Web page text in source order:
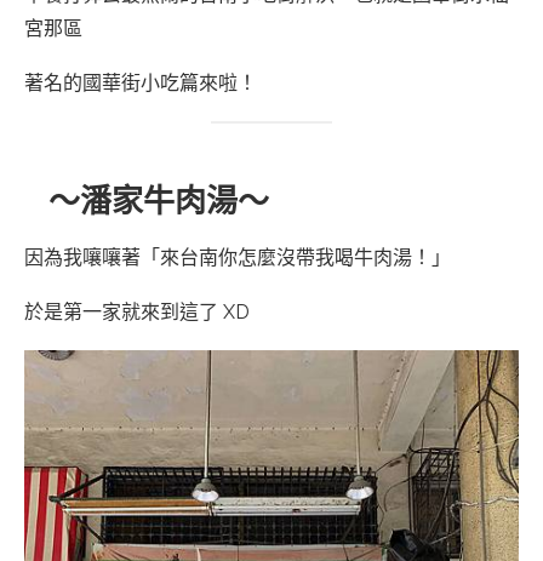
宮那區
著名的國華街小吃篇來啦！
～潘家牛肉湯～
因為我嚷嚷著「來台南你怎麼沒帶我喝牛肉湯！」
於是第一家就來到這了 XD